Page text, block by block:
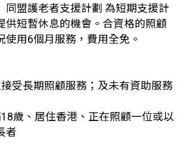
同盟護老者支援計劃 為短期支援計
供短暫休息的機會。合資格的照顧
使用6個月服務，費用全免。
受長期照顧服務；及未有資助服務
歲、居住香港、正在照顧一位或以
者